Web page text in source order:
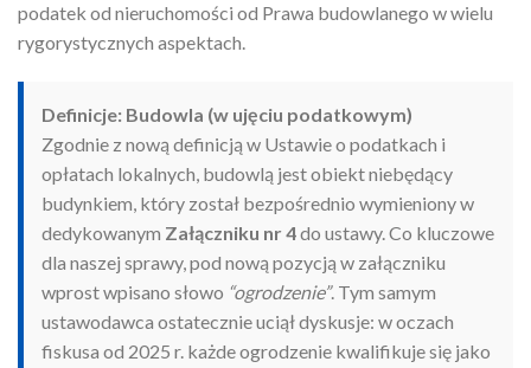
podatek od nieruchomości od Prawa budowlanego w wielu
rygorystycznych aspektach.
Definicje: Budowla (w ujęciu podatkowym)
Zgodnie z nową definicją w Ustawie o podatkach i
opłatach lokalnych, budowlą jest obiekt niebędący
budynkiem, który został bezpośrednio wymieniony w
dedykowanym Załączniku nr 4do ustawy. Co kluczowe
dla naszej sprawy, pod nową pozycją w załączniku
wprost wpisano słowo “ogrodzenie”. Tym samym
ustawodawca ostatecznie uciął dyskusje: w oczach
fiskusa od 2025 r. każde ogrodzenie kwalifikuje się jako